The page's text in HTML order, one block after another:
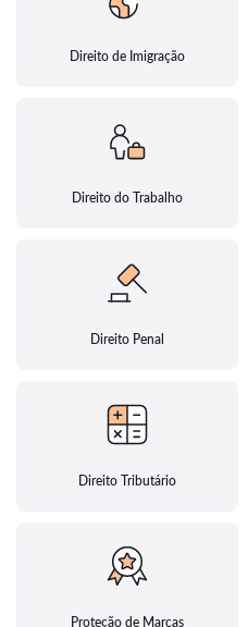
Direito de Imigração
Direito do Trabalho
Direito Penal
Direito Tributário
Proteção de Marcas